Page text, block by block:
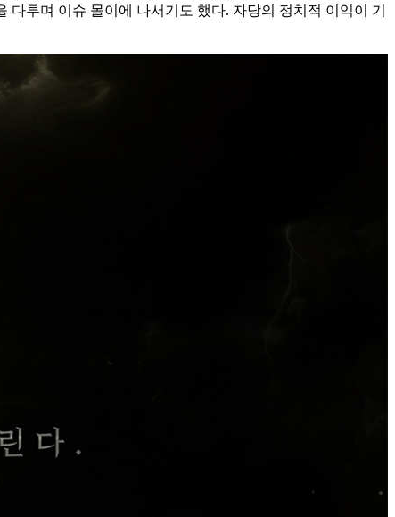
루며 이슈 몰이에 나서기도 했다. 자당의 정치적 이익이 기